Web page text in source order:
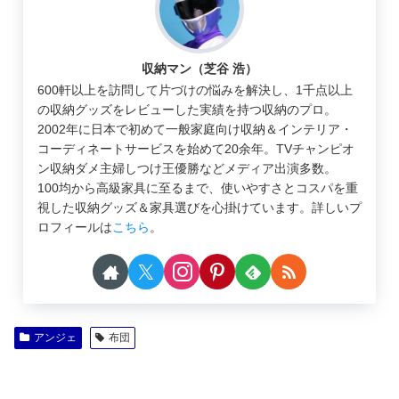
収納マン（芝谷 浩）
600軒以上を訪問して片づけの悩みを解決し、1千点以上
の収納グッズをレビューした実績を持つ収納のプロ。
2002年に日本で初めて一般家庭向け収納＆インテリア・
コーディネートサービスを始めて20余年。TVチャンピオ
ン収納ダメ主婦しつけ王優勝などメディア出演多数。
100均から高級家具に至るまで、使いやすさとコスパを重
視した収納グッズ＆家具選びを心掛けています。詳しいプ
ロフィールはこちら 。
アンジェ 布団